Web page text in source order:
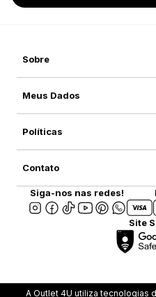
Sobre
Meus Dados
Políticas
Contato
Siga-nos nas redes!
Site
A Outlet 4U utiliza tecnologias